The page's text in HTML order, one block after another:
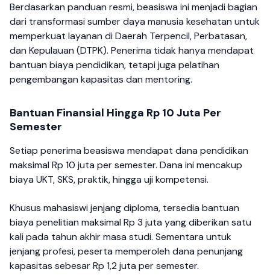
Berdasarkan panduan resmi, beasiswa ini menjadi bagian
dari transformasi sumber daya manusia kesehatan untuk
memperkuat layanan di Daerah Terpencil, Perbatasan,
dan Kepulauan (DTPK). Penerima tidak hanya mendapat
bantuan biaya pendidikan, tetapi juga pelatihan
pengembangan kapasitas dan mentoring.
Bantuan Finansial Hingga Rp 10 Juta Per
Semester
Setiap penerima beasiswa mendapat dana pendidikan
maksimal Rp 10 juta per semester. Dana ini mencakup
biaya UKT, SKS, praktik, hingga uji kompetensi.
Khusus mahasiswi jenjang diploma, tersedia bantuan
biaya penelitian maksimal Rp 3 juta yang diberikan satu
kali pada tahun akhir masa studi. Sementara untuk
jenjang profesi, peserta memperoleh dana penunjang
kapasitas sebesar Rp 1,2 juta per semester.